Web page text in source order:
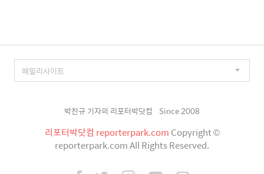
박찬규 기자의 리포터박닷컴 Since 2008
리포터박닷컴 reporterpark.com Copyright ©
reporterpark.com All Rights Reserved.